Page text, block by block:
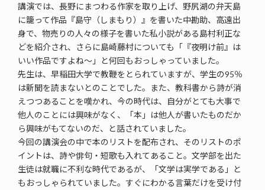
講演では、長野にまつわる作家を取り上げ、野尻湖の弁天島
に籠って作品『島守（しまもり）』を書いた中勘助、高遠出
身で、物売りの人々の様子を書いた私小説がある島村利正な
どを紹介され、さらに島崎藤村についても「『夜明け前』は
いい作品ですよね～」と何回もおっしゃっていました。
先生は、早稲田大学で教鞭をとられていますが、学生の95％
は新聞を読まないとのことでした。また、教科書から詩が消
えつつあることを嘆かれ、今の時代は、自分がとても大事で
他人のことには興味がなく、「本」は他人が書いたものだか
ら興味がもてないのだ、と話されていました。
今回の講演会の中で本のリストを配布され、そのリストのポ
イントは、詩や俳句・短歌も入れてあること。文学部を出た
生徒は就職に不利な時代であるが、「文学は実学である」と
もおっしゃられていました。すぐにわかる言葉だけを受け付